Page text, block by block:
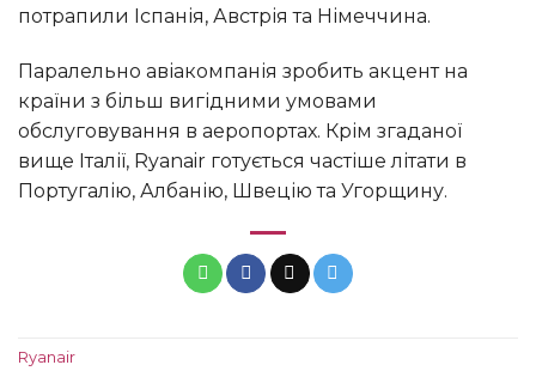
потрапили Іспанія, Австрія та Німеччина.
Паралельно авіакомпанія зробить акцент на
країни з більш вигідними умовами
обслуговування в аеропортах. Крім згаданої
вище Італії, Ryanair готується частіше літати в
Португалію, Албанію, Швецію та Угорщину.
Ryanair